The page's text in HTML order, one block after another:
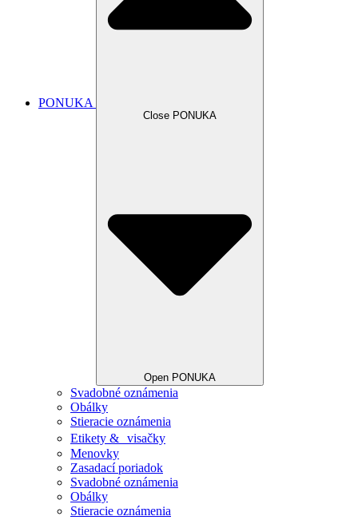
PONUKA
Close PONUKA
Open PONUKA
Svadobné oznámenia
Obálky
Stieracie oznámenia
Etikety & visačky
Menovky
Zasadací poriadok
Svadobné oznámenia
Obálky
Stieracie oznámenia